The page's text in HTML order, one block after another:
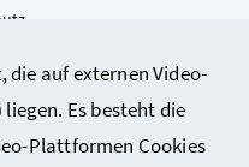
die auf externen Video-
Es besteht die
Plattformen Cookies